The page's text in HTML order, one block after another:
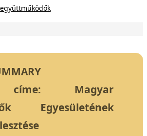
címe: Magyar
Egyesületének